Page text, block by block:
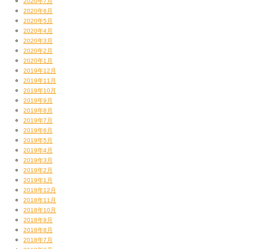
『 レコードコレクターズ増刊 4月号/2007 JAMES BROWN
ライムス仕事も数々お願いしている
ライターの高橋芳朗くんと巻末で対談しています。
JBとヒップホップについてのアレコレ話。
けど、ひとつ俺、間違えました。
JB声ネタのスクラッチでヤバい曲、
ギャング・スターの“Now You’re Mine”でした…。
“2 Deep”っていっちゃった。とほほ。
（追記・本ブログ執筆後、この間違いが
間違っていたことに気づきました。
書籍掲載の通りで正しいです。
大変失礼いたしました…）
2020年6月
2020年5月
2020年4月
2020年3月
2020年2月
2020年1月
2019年12月
2019年11月
2019年10月
2019年9月
2019年8月
2019年7月
2019年6月
2019年5月
2019年4月
2019年3月
2019年2月
2019年1月
2018年12月
2018年11月
2018年10月
2018年9月
2018年8月
2018年7月